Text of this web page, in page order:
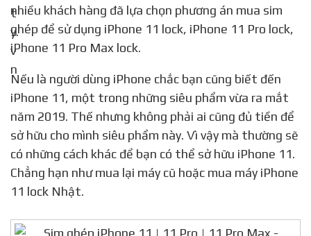
nhiều khách hàng đã lựa chọn phương án mua sim
ghép để sử dụng iPhone 11 lock, iPhone 11 Pro lock,
iPhone 11 Pro Max lock.
Nếu là người dùng iPhone chắc bạn cũng biết đến
iPhone 11, một trong những siêu phẩm vừa ra mắt
năm 2019. Thế nhưng không phải ai cũng đủ tiền để
sở hữu cho mình siêu phẩm này. Vì vậy mà thường sẽ
có những cách khác để bạn có thể sở hữu iPhone 11.
Chẳng hạn như mua lại máy cũ hoặc mua máy iPhone
11 lock Nhật.